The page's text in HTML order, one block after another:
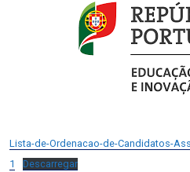
Lista-de-Ordenacao-de-Candidatos-
1
Descarregar